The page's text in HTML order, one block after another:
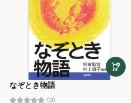
なぞとき物語
(0)